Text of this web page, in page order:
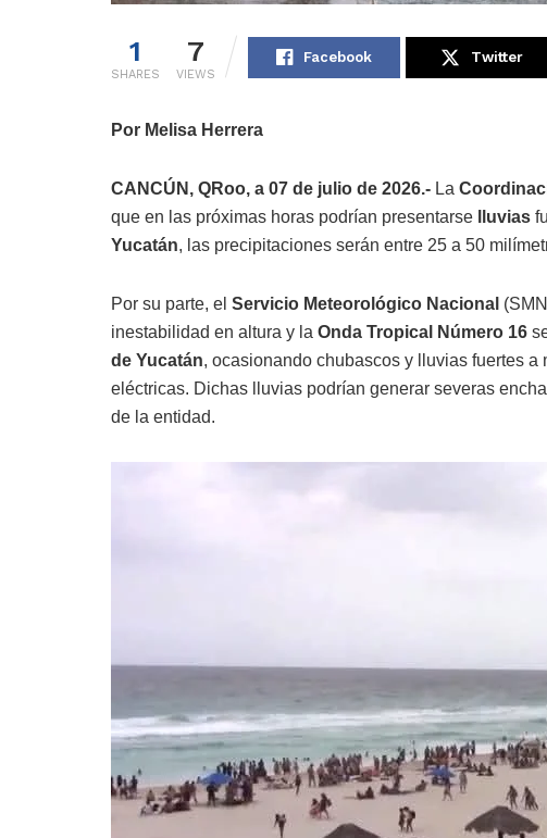
1
SHARES
7
VIEWS
Facebook Twitter
Por Melisa Herrera
CANCÚN, QRoo, a 07 de julio de 2026.- La
que en las próximas horas podrían presentarse
lluvias
Yucatán, las precipitaciones serán entre 25 a 50
Por su parte, el Servicio Meteorológico Nacional
inestabilidad en altura y la Onda Tropical Número 16
de Yucatán, ocasionando chubascos y lluvias fuertes
eléctricas. Dichas lluvias podrían generar severas
de la entidad.